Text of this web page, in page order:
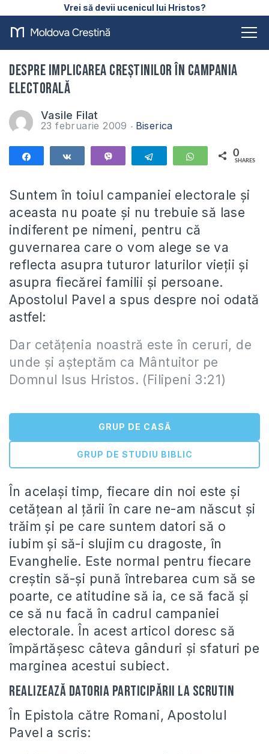
Vrei să devii ucenicul lui Hristos?
Despre implicarea creştinilor în campania
electorală
Vasile Filat
23 februarie 2009 Biserica
Telegram WhatsApp
0
SHARES
Suntem în toiul campaniei electorale şi
aceasta nu poate şi nu trebuie să lase
indiferent pe nimeni, pentru că
guvernarea care o vom alege se va
reflecta asupra tuturor laturilor vieţii şi
asupra fiecărei familii şi persoane.
Apostolul Pavel a spus despre noi odată
astfel:
Dar cetăţenia noastră este în ceruri, de
unde şi aşteptăm ca Mântuitor pe
Domnul Isus Hristos. (Filipeni 3:21)
GRUP DE CASĂ
GRUP DE STUDIU BIBLIC
În acelaşi timp, fiecare din noi este şi
cetăţean al ţării în care ne-am născut şi
trăim şi pe care suntem datori să o
iubim şi să-i slujim cu dragoste, în
Evanghelie. Este normal pentru fiecare
creştin să-şi pună întrebarea cum să se
poarte, ce atitudine să ia, ce să facă şi
ce să nu facă în cadrul campaniei
electorale. În acest articol doresc să
împărtăşesc câteva gânduri şi sfaturi pe
marginea acestui subiect.
Realizează datoria participării la scrutin
În Epistola către Romani, Apostolul
Pavel a scris: